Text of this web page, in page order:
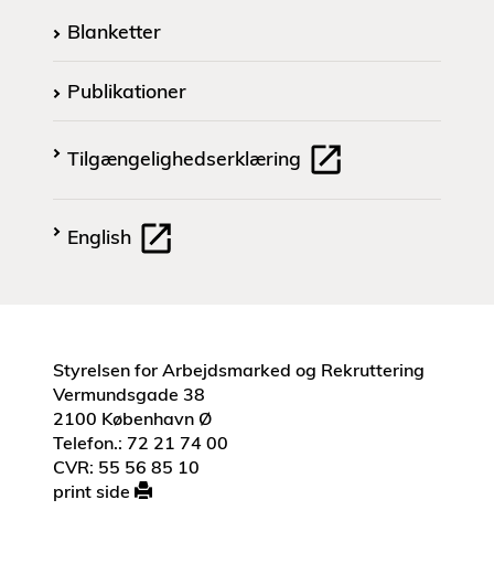
Blanketter
Publikationer
Tilgængelighedserklæring
English
Styrelsen for Arbejdsmarked og Rekruttering
Vermundsgade 38
2100 København Ø
Telefon.: 72 21 74 00
CVR: 55 56 85 10
print side